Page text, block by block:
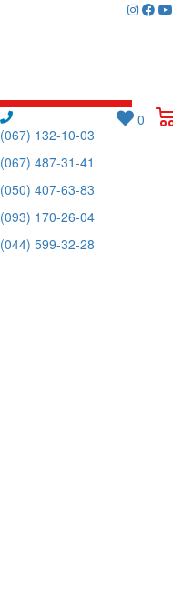
0
(067) 132-10-03
(067) 487-31-41
(050) 407-63-83
(093) 170-26-04
(044) 599-32-28